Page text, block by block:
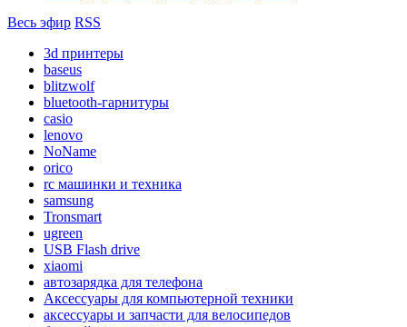
Весь эфир RSS
3d принтеры
baseus
blitzwolf
bluetooth-гарнитуры
casio
lenovo
NoName
orico
rc машинки и техника
samsung
Tronsmart
ugreen
USB Flash drive
xiaomi
автозарядка для телефона
Аксессуары для компьютерной техники
аксессуары и запчасти для велосипедов